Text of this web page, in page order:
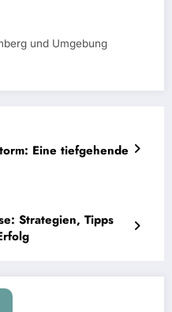
und Umgebung
Eine tiefgehende
Strategien, Tipps